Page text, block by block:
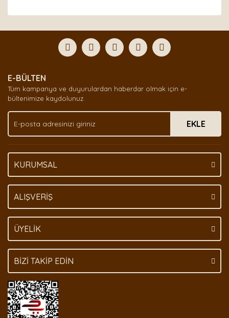
Yorum Yaz
formunu kullanarak tarafımıza iletebilirsiniz.
Görüş ve önerileriniz için teşekkür ederiz.
Ürün açıklamasında eksik bilgiler bulunuyor.
Ürün bilgilerinde hatalar bulunuyor.
Ürün fiyatı diğer sitelerden daha pahalı.
Bu ürüne benzer farklı alternatifler olmalı.
E-BÜLTEN
Tüm kampanya ve duyurulardan haberdar olmak için e-
bültenimize kaydolunuz.
EKLE
KURUMSAL
ALIŞVERİŞ
ÜYELİK
BİZİ TAKİP EDİN